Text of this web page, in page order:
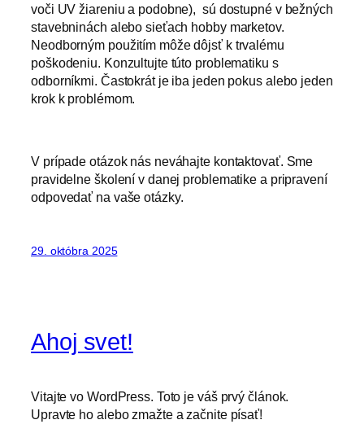
voči UV žiareniu a podobne), sú dostupné v bežných
stavebninách alebo sieťach hobby marketov.
Neodborným použitím môže dôjsť k trvalému
poškodeniu. Konzultujte túto problematiku s
odborníkmi. Častokrát je iba jeden pokus alebo jeden
krok k problémom.
V prípade otázok nás neváhajte kontaktovať. Sme
pravidelne školení v danej problematike a pripravení
odpovedať na vaše otázky.
29. októbra 2025
Ahoj svet!
Vitajte vo WordPress. Toto je váš prvý článok.
Upravte ho alebo zmažte a začnite písať!